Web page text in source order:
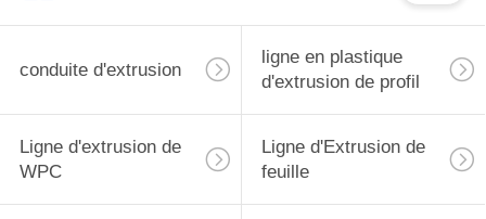
conduite d'extrusion
ligne en plastique
d'extrusion de profil
Ligne d'extrusion de
WPC
Ligne d'Extrusion de
feuille